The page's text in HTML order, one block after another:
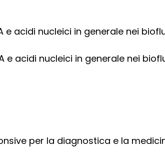
e acidi nucleici in generale nei
e acidi nucleici in generale nei
per la diagnostica e la